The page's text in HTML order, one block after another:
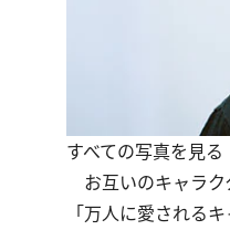
すべての写真を見る
お互いのキャラク
「万人に愛される